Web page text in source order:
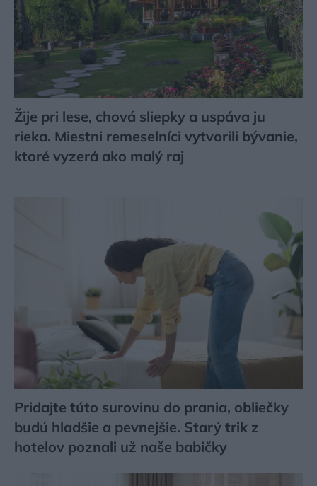
Žije pri lese, chová sliepky a uspáva ju
rieka. Miestni remeselníci vytvorili bývanie,
ktoré vyzerá ako malý raj
Pridajte túto surovinu do prania, obliečky
budú hladšie a pevnejšie. Starý trik z
hotelov poznali už naše babičky